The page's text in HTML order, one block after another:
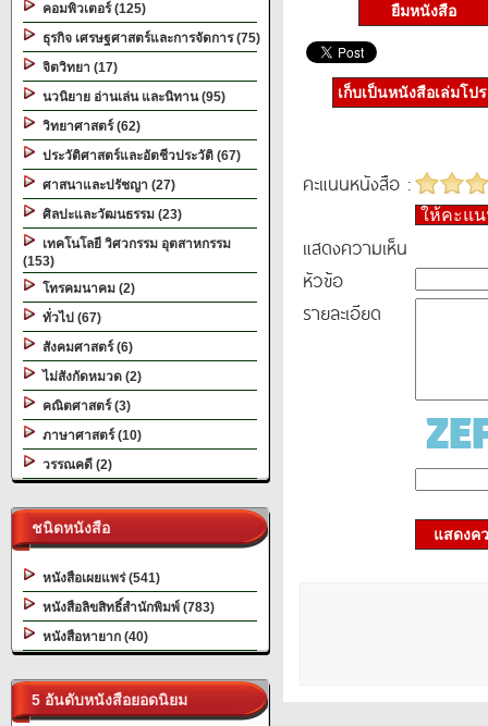
คอมพิวเตอร์ (125)
ธุรกิจ เศรษฐศาสตร์และการจัดการ (75)
จิตวิทยา (17)
นวนิยาย อ่านเล่น และนิทาน (95)
วิทยาศาสตร์ (62)
ประวัติศาสตร์และอัตชีวประวัติ (67)
ศาสนาและปรัชญา (27)
ศิลปะและวัฒนธรรม (23)
เทคโนโลยี วิศวกรรม อุตสาหกรรม
(153)
โทรคมนาคม (2)
ทั่วไป (67)
สังคมศาสตร์ (6)
ไม่สังกัดหมวด (2)
คณิตศาสตร์ (3)
ภาษาศาสตร์ (10)
วรรณคดี (2)
ชนิดหนังสือ
หนังสือเผยแพร่ (541)
หนังสือลิขสิทธิ์สำนักพิมพ์ (783)
หนังสือหายาก (40)
5 อันดับหนังสือยอดนิยม
ยืมหนังสือ
เก็บเป็นหนังสือเล่มโป
คะแนนหนังสือ :
ให้คะแ
แสดงความเห็น
หัวข้อ
รายละเอียด
แสดงค